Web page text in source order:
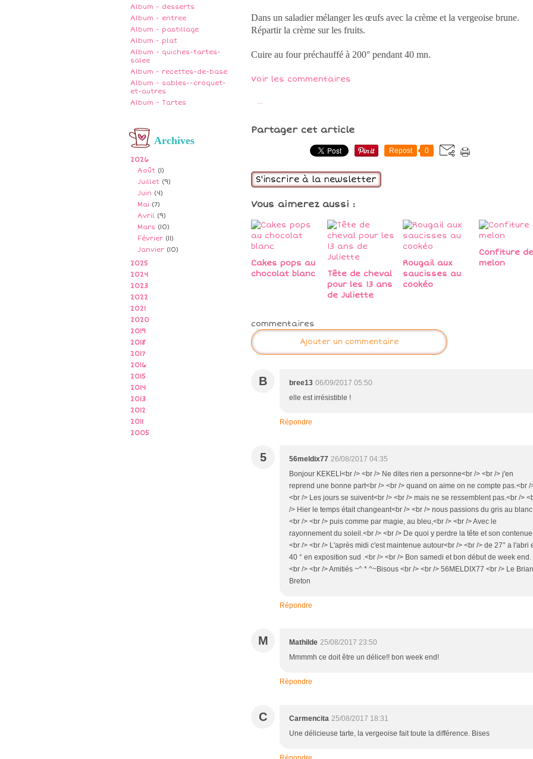
Album - desserts
Album - entree
Album - pastillage
Album - plat
Album - quiches-tartes-
salee
Album - recettes-de-base
Album - sables--croquet-
et-autres
Album - Tartes
Archives
2026
Août (1)
Juillet (9)
Juin (4)
Mai (7)
Avril (9)
Mars (10)
Février (11)
Janvier (10)
2025
2024
2023
2022
2021
2020
2019
2018
2017
2016
2015
2014
2013
2012
2011
2005
Dans un saladier mélanger les œufs avec la crème et la vergeoise brune.
Répartir la crème sur les fruits.
Cuire au four préchauffé à 200° pendant 40 mn.
Voir les commentaires
…
Partager cet article
Repost 0
S'inscrire à la newsletter
Vous aimerez aussi :
Cakes pops au
chocolat blanc
Tête de cheval
pour les 13 ans
de Juliette
Rougail aux
saucisses au
cookéo
Confiture de
melon
commentaires
Ajouter un commentaire
B bree13 06/09/2017 05:50
elle est irrésistible !
Répondre
5 56meldix77 26/08/2017 04:35
Bonjour KEKELI<br /> <br /> Ne dites rien a personne<br /> <br /> j'en
reprend une bonne part<br /> <br /> quand on aime on ne compte pas.<br /
<br /> Les jours se suivent<br /> <br /> mais ne se ressemblent pas.<br />
/> Hier le temps était changeant<br /> <br /> nous passions du gris au
<br /> <br /> puis comme par magie, au bleu,<br /> <br /> Avec le
rayonnement du soleil.<br /> <br /> De quoi y perdre la tête et son
<br /> <br /> L'après midi c'est maintenue autour<br /> <br /> de 27° a l'abri
40 ° en exposition sud .<br /> <br /> Bon samedi et bon début de week end.
<br /> <br /> Amitiés ~^ * ^~Bisous <br /> <br /> 56MELDIX77 <br /> Le
Breton
Répondre
M Mathilde 25/08/2017 23:50
Mmmmh ce doit être un délice!! bon week end!
Répondre
C Carmencita 25/08/2017 18:31
Une délicieuse tarte, la vergeoise fait toute la différence. Bises